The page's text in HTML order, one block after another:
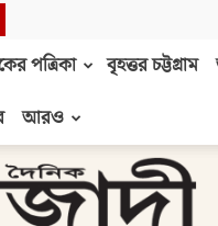
পত্রিকা বৃহত্তর চট্টগ্রাম
আরও